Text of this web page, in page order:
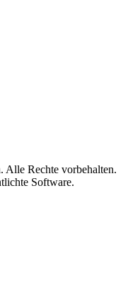
Rechte vorbehalten.
Software.